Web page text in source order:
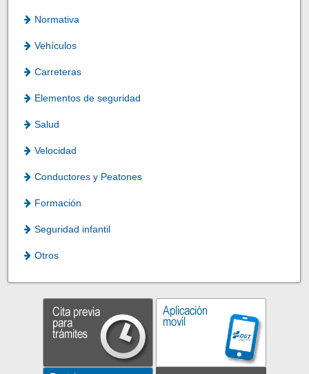
Normativa
Vehículos
Carreteras
Elementos de seguridad
Salud
Velocidad
Conductores y Peatones
Formación
Seguridad infantil
Otros